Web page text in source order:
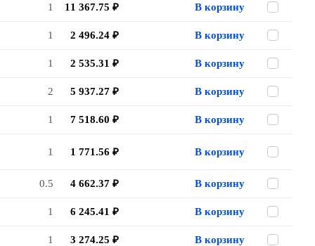
1 11 367.75 ₽ В корзину
1 2 496.24 ₽ В корзину
1 2 535.31 ₽ В корзину
2 5 937.27 ₽ В корзину
1 7 518.60 ₽ В корзину
1 1 771.56 ₽ В корзину
0.5 4 662.37 ₽ В корзину
1 6 245.41 ₽ В корзину
1 3 274.25 ₽ В корзину